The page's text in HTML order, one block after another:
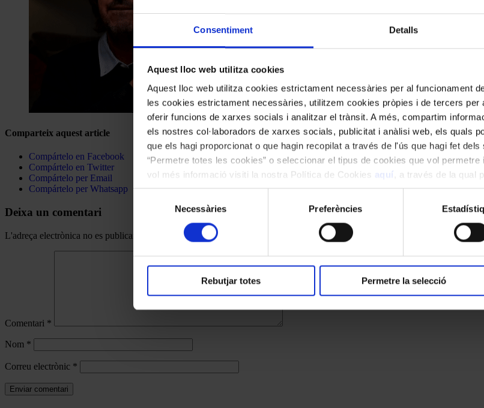
Consentiment Detalls
Aquest lloc web utilitza cookies
Aquest lloc web utilitza cookies estrictament necessàries per al funcionament
les cookies estrictament necessàries, utilitzem cookies pròpies i de tercers per
oferir funcions de xarxes socials i analitzar el trànsit. A més, compartim
els nostres col·laboradors de xarxes socials, publicitat i anàlisi web, els quals
que els hagi proporcionat o que hagin recopilat a través de l'ús que hagi fet
“Permetre totes les cookies” o seleccionar el tipus de cookies que vol
vol més informació visiti la nostra Política de Cookies aquí
, a través de la qual
les cookies en qualsevol moment.
consentiment
Necessàries Preferències
Rebutjar totes Permetre la selecció
Comparteix aquest article
Compártelo en Facebook
Compártelo en Twitter
Compártelo per Email
Compártelo per Whatsapp
Deixa un comentari
L'adreça electrònica no es publicarà. Els camps necessaris estan marcats amb
Comentari *
Nom *
Correu electrònic *